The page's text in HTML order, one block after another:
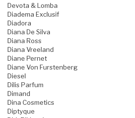
Devota & Lomba
Diadema Exclusif
Diadora
Diana De Silva
Diana Ross
Diana Vreeland
Diane Pernet
Diane Von Furstenberg
Diesel
Dilis Parfum
Dimand
Dina Cosmetics
Diptyque